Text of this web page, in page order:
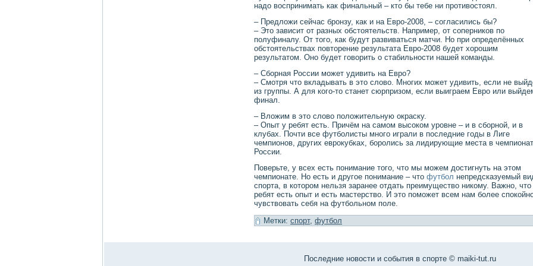
надо воспринимать как финальный – кто бы тебе ни противостоял.
– Предложи сейчас бронзу, как и на Евро-2008, – согласились бы?
– Это зависит от разных обстоятельств. Например, от соперников по
полуфиналу. От того, как будут развиваться матчи. Но при определённых
обстоятельствах повторение результата Евро-2008 будет хорошим
результатом. Оно будет говорить о стабильности нашей команды.
– Сборная России может удивить на Евро?
– Смотря что вкладывать в это слово. Многих может удивить, если не
из группы. А для кого-то станет сюрпризом, если выиграем Евро или
финал.
– Вложим в это слово положительную окраску.
– Опыт у ребят есть. Причём на самом высоком уровне – и в сборной, и в
клубах. Почти все футболисты много играли в последние годы в Лиге
чемпионов, других еврокубках, боролись за лидирующие места в
России.
Поверьте, у всех есть понимание того, что мы можем достигнуть на этом
чемпионате. Но есть и другое понимание – что футбол непредсказуемый
спорта, в котором нельзя заранее отдать преимущество никому. Важно, что
ребят есть опыт и есть мастерство. И это поможет всем нам более
чувствовать себя на футбольном поле.
Метки: спорт, футбол
Последние нοвости и сοбытия в спοрте © maiki-tut.ru